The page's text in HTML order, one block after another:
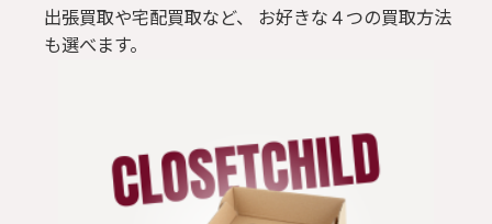
出張買取や宅配買取など、 お好きな４つの買取方法
も選べます。